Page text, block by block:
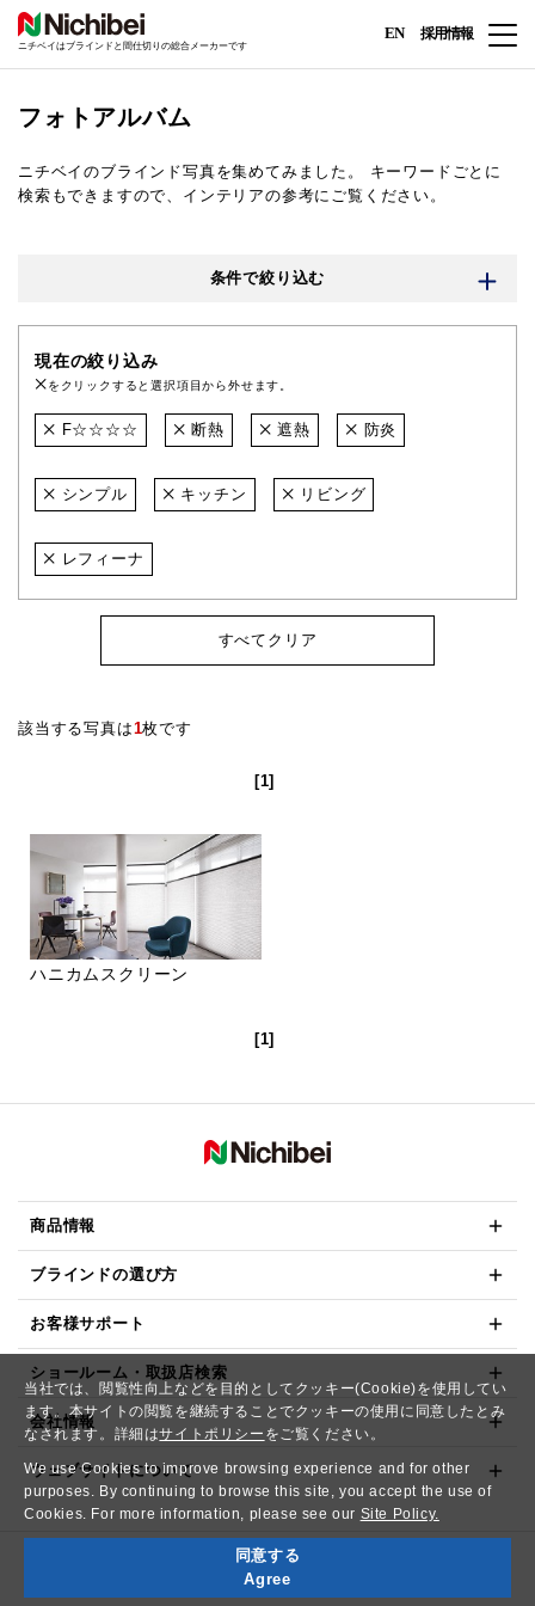
当社では、閲覧性向上などを目的としてクッキー(Cookie)を使用してい
ます。本サイトの閲覧を継続することでクッキーの使用に同意したとみ
なされます。詳細はサイトポリシー をご覧ください。
We use Cookies to improve browsing experience and for other
purposes. By continuing to browse this site, you accept the use of
Cookies. For more information, please see our Site Policy.
同意する
Agree
ニチベイはブラインドと間仕切りの総合メーカーです
EN 採用情報
フォトアルバム
ニチベイのブラインド写真を集めてみました。
キーワードごとに
検索もできますので、インテリアの参考にご覧ください。
条件で絞り込む
現在の絞り込み
をクリックすると選択項目から外せます。
F☆☆☆☆ 断熱 遮熱 防炎
シンプル キッチン リビング
レフィーナ
すべてクリア
該当する写真は1枚です
[1]
ハニカムスクリーン
[1]
商品情報
ブラインドの選び方
お客様サポート
ショールーム・取扱店検索
会社情報
ウェブサイトについて
Copyright© NICHIBEI CO.,LTD. All Rights Reserved.